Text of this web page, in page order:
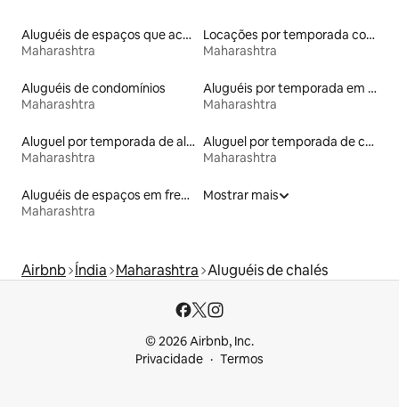
Aluguéis de espaços que aceitam animais de estimação
Maharashtra
Locações por temporada com piscina
Maharashtra
Aluguéis de condomínios
Maharashtra
Aluguéis por temporada em hotéis-fazenda
Maharashtra
Aluguel por temporada de alojamentos ecológicos
Maharashtra
Aluguel por temporada de casas de veraneio
Maharashtra
Aluguéis de espaços em frente à praia
Maharashtra
Mostrar mais
Airbnb Índia Maharashtra Aluguéis de chalés
© 2026 Airbnb, Inc.
Privacidade
Termos